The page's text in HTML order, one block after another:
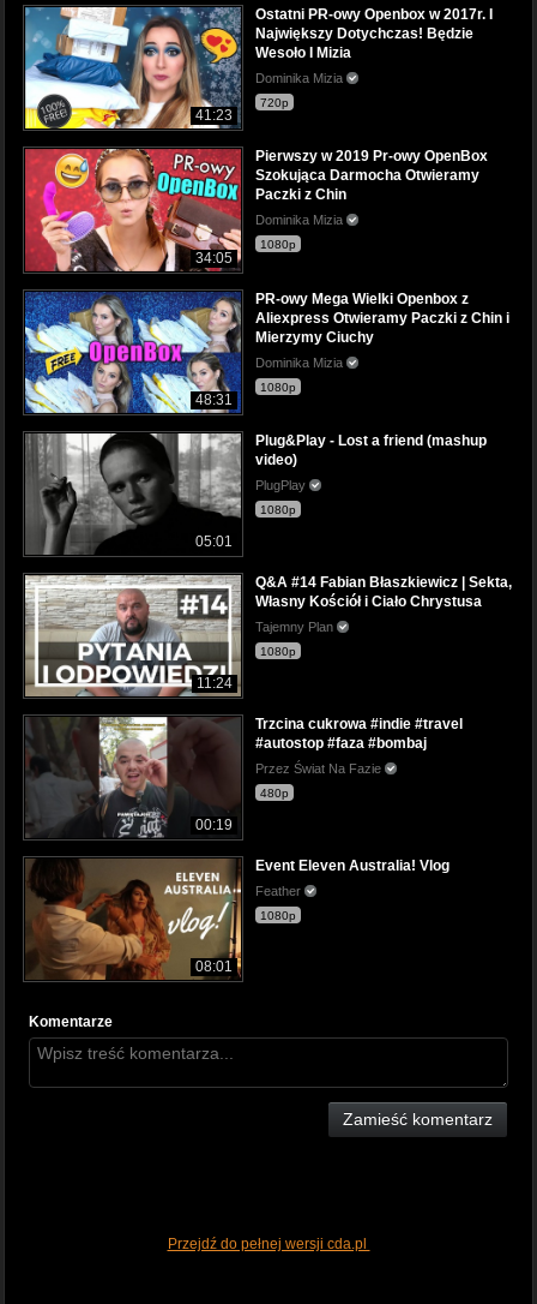
41:23
Ostatni PR-owy Openbox w 2017r. I
Największy Dotychczas! Będzie
Wesoło I Mizia
Dominika Mizia
720p
34:05
Pierwszy w 2019 Pr-owy OpenBox
Szokująca Darmocha Otwieramy
Paczki z Chin
Dominika Mizia
1080p
48:31
PR-owy Mega Wielki Openbox z
Aliexpress Otwieramy Paczki z Chin i
Mierzymy Ciuchy
Dominika Mizia
1080p
05:01
Plug&Play - Lost a friend (mashup
video)
PlugPlay
1080p
11:24
Q&A #14 Fabian Błaszkiewicz | Sekta,
Własny Kościół i Ciało Chrystusa
Tajemny Plan
1080p
00:19
Trzcina cukrowa #indie #travel
#autostop #faza #bombaj
Przez Świat Na Fazie
480p
08:01
Event Eleven Australia! Vlog
Feather
1080p
Komentarze
Zamieść komentarz
Przejdź do pełnej wersji cda.pl